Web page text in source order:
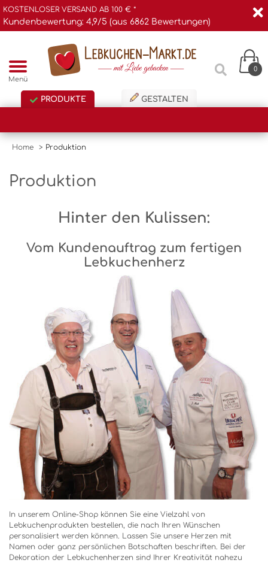
KOSTENLOSER VERSAND AB 100 € *
Kundenbewertung: 4,9/5 (aus 6862 Bewertungen)
Menü
0
PRODUKTE GESTALTEN
Home > Produktion
Produktion
Hinter den Kulissen:
Vom Kundenauftrag zum fertigen
Lebkuchenherz
In unserem Online-Shop können Sie eine Vielzahl von
Lebkuchenprodukten bestellen, die nach Ihren Wünschen
personalisiert werden können. Lassen Sie unsere Herzen mit
Namen oder ganz persönlichen Botschaften beschriften. Bei der
Dekoration der Lebkuchenherzen sind Ihrer Kreativität nahezu